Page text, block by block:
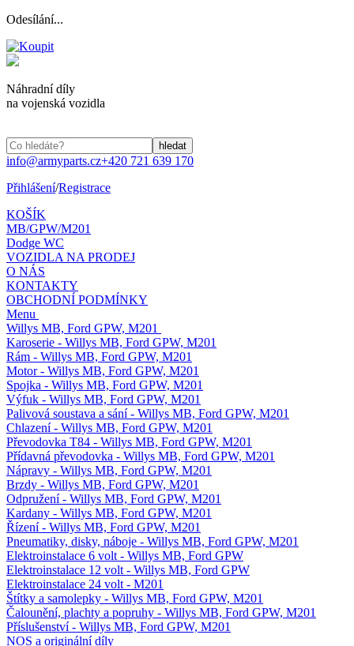
Odesílání...
Náhradní díly
na vojenská vozidla
info@armyparts.cz+420 721 639 170
Přihlášení/Registrace
KOŠÍK
MB/GPW/M201
Dodge WC
VOZIDLA NA PRODEJ
O NÁS
KONTAKTY
OBCHODNÍ PODMÍNKY
Menu
Willys MB, Ford GPW, M201
Karoserie - Willys MB, Ford GPW, M201
Rám - Willys MB, Ford GPW, M201
Motor - Willys MB, Ford GPW, M201
Spojka - Willys MB, Ford GPW, M201
Výfuk - Willys MB, Ford GPW, M201
Palivová soustava a sání - Willys MB, Ford GPW, M201
Chlazení - Willys MB, Ford GPW, M201
Převodovka T84 - Willys MB, Ford GPW, M201
Přídavná převodovka - Willys MB, Ford GPW, M201
Nápravy - Willys MB, Ford GPW, M201
Brzdy - Willys MB, Ford GPW, M201
Odpružení - Willys MB, Ford GPW, M201
Kardany - Willys MB, Ford GPW, M201
Řízení - Willys MB, Ford GPW, M201
Pneumatiky, disky, náboje - Willys MB, Ford GPW, M201
Elektroinstalace 6 volt - Willys MB, Ford GPW
Elektroinstalace 12 volt - Willys MB, Ford GPW
Elektroinstalace 24 volt - M201
Štítky a samolepky - Willys MB, Ford GPW, M201
Čalounění, plachty a popruhy - Willys MB, Ford GPW, M201
Příslušenství - Willys MB, Ford GPW, M201
NOS a originální díly